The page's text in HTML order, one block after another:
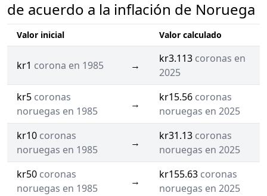
de acuerdo a la inflación de Noruega
Valor inicial Valor calculado
kr1 corona en 1985 →
kr3.113 coronas en
2025
kr5 coronas
noruegas en 1985
→
kr15.56 coronas
noruegas en 2025
kr10 coronas
noruegas en 1985
→
kr31.13 coronas
noruegas en 2025
kr50 coronas
noruegas en 1985
→
kr155.63 coronas
noruegas en 2025